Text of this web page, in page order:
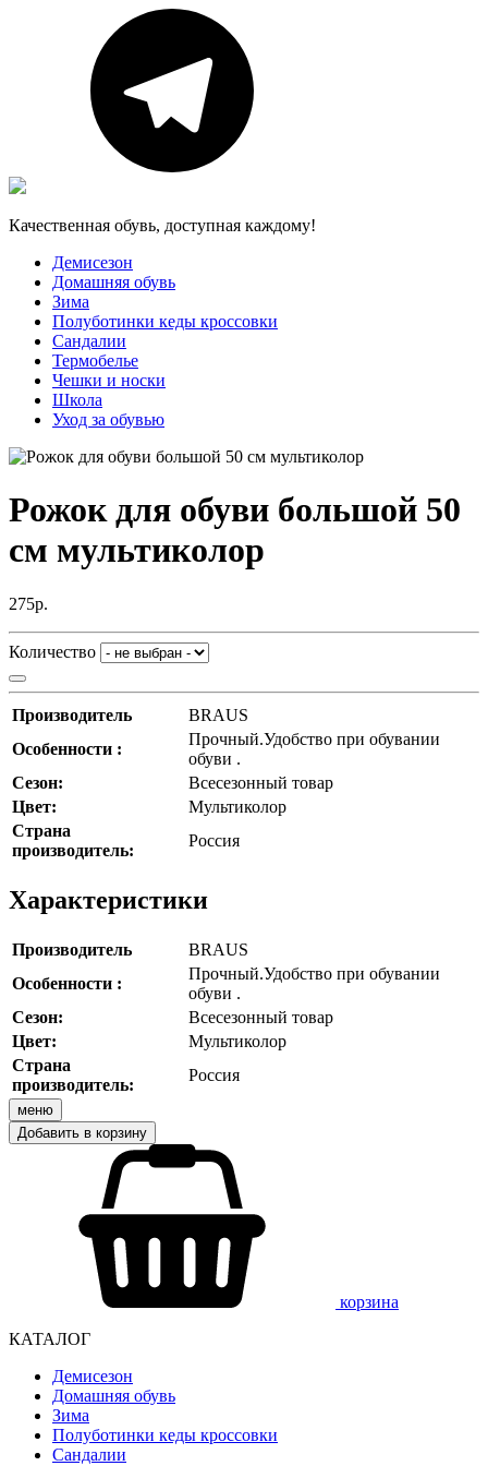
Качественная обувь, доступная каждому!
Демисезон
Домашняя обувь
Зима
Полуботинки кеды кроссовки
Сандалии
Термобелье
Чешки и носки
Школа
Уход за обувью
Рожок для обуви большой 50
см мультиколор
275р.
Количество
Производитель
BRAUS
Особенности :
Прочный.Удобство при обувании
обуви .
Сезон:
Всесезонный товар
Цвет:
Мультиколор
Страна
производитель:
Россия
Характеристики
Производитель
BRAUS
Особенности :
Прочный.Удобство при обувании
обуви .
Сезон:
Всесезонный товар
Цвет:
Мультиколор
Страна
производитель:
Россия
меню
Добавить в корзину
корзина
КАТАЛОГ
Демисезон
Домашняя обувь
Зима
Полуботинки кеды кроссовки
Сандалии